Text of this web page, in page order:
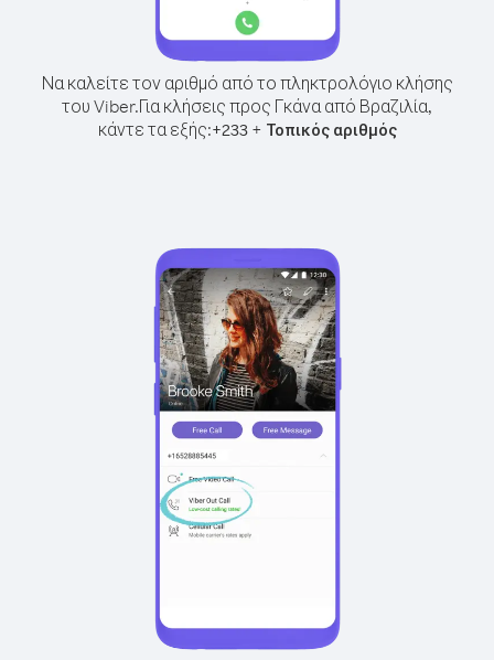
Να καλείτε τον αριθμό από το πληκτρολόγιο κλήσης
του Viber.Για κλήσεις προς Γκάνα από Βραζιλία,
κάντε τα εξής:+233+ Τοπικός αριθμός